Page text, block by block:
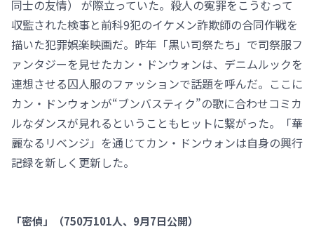
同士の友情） が際立っていた。殺人の寃罪をこうむって
収監された検事と前科9犯のイケメン詐欺師の合同作戦を
描いた犯罪娯楽映画だ。昨年「黒い司祭たち」で司祭服フ
ァンタジーを見せたカン・ドンウォンは、デニムルックを
連想させる囚人服のファッションで話題を呼んだ。ここに
カン・ドンウォンが“ブンバスティク”の歌に合わせコミカ
ルなダンスが見れるということもヒットに繋がった。「華
麗なるリベンジ」を通じてカン・ドンウォンは自身の興行
記録を新しく更新した。
「密偵」（750万101人、9月7日公開）